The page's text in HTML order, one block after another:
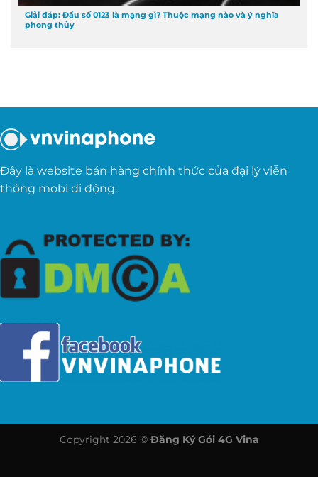
Giải đáp: Đầu số 0123 là mạng gì? Thuộc mạng nào và ý nghĩa
phong thủy
Đây là website bán hàng chính thức của đại lý viễn
thông mobi di động.
Copyright 2026 © Đăng Ký Gói 4G Vina